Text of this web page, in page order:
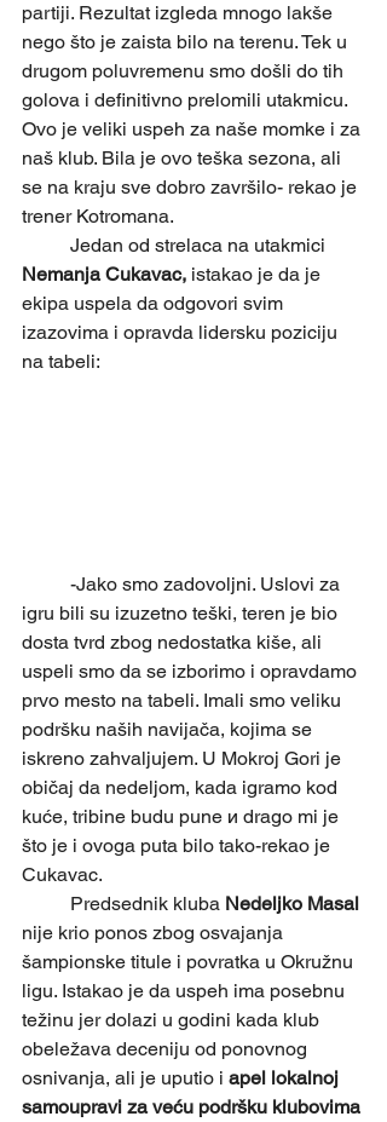
partiji. Rezultat izgleda mnogo lakše
nego što je zaista bilo na terenu. Tek u
drugom poluvremenu smo došli do tih
golova i definitivno prelomili utakmicu.
Ovo je veliki uspeh za naše momke i za
naš klub. Bila je ovo teška sezona, ali
se na kraju sve dobro završilo- rekao je
trener Kotromana.
	Jedan od strelaca na utakmici
Nemanja Cukavac, istakao je da je
ekipa uspela da odgovori svim
izazovima i opravda lidersku poziciju
na tabeli:
igru bili su izuzetno teški, teren je bio
dosta tvrd zbog nedostatka kiše, ali
uspeli smo da se izborimo i opravdamo
prvo mesto na tabeli. Imali smo veliku
podršku naših navijača, kojima se
iskreno zahvaljujem. U Mokroj Gori je
običaj da nedeljom, kada igramo kod
kuće, tribine budu pune и drago mi je
što je i ovoga puta bilo tako-rekao je
Cukavac.
	Predsednik kluba
Nedeljko Masal
nije krio ponos zbog osvajanja
šampionske titule i povratka u Okružnu
ligu. Istakao je da uspeh ima posebnu
težinu jer dolazi u godini kada klub
obeležava deceniju od ponovnog
osnivanja, ali je uputio i apel lokalnoj
samoupravi za veću podršku klubovima